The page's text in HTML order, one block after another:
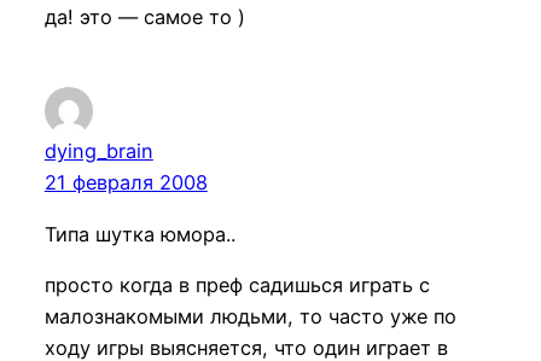
да! это — самое то )
dying_brain
21 февраля 2008
Типа шутка юмора..
просто когда в преф садишься играть с
малознакомыми людьми, то часто уже по
ходу игры выясняется, что один играет в